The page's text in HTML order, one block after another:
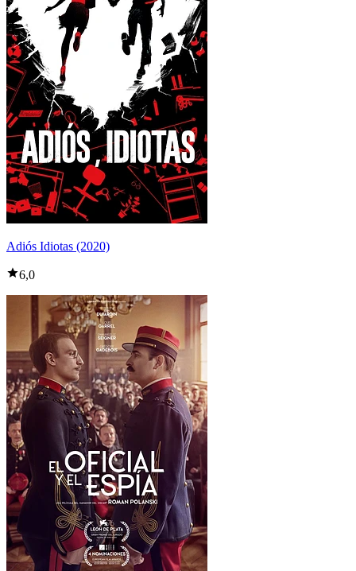
Adiós Idiotas (2020)
6,0